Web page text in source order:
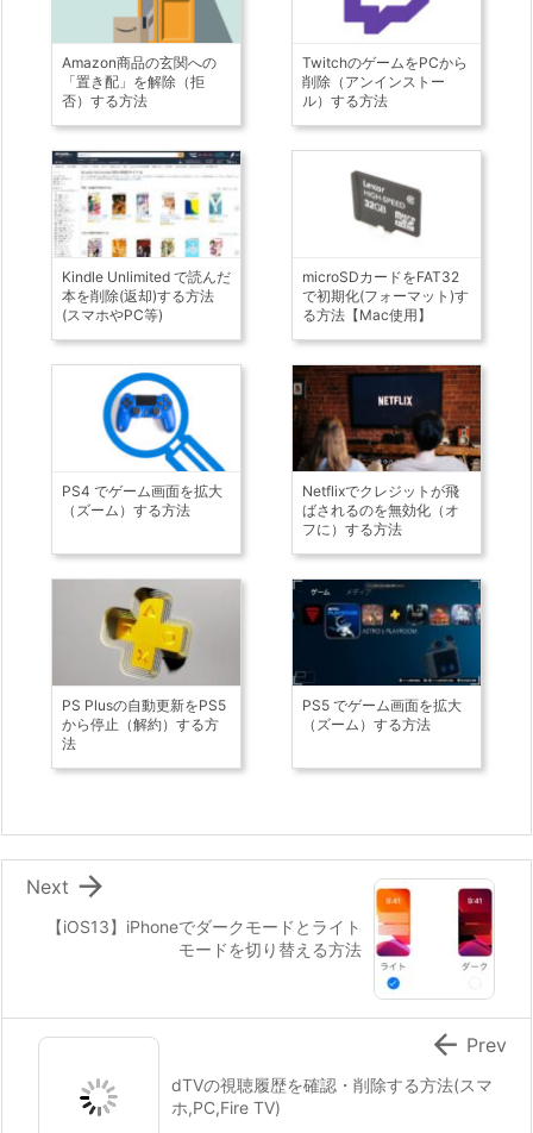
Amazon商品の玄関への
「置き配」を解除（拒
否）する方法
TwitchのゲームをPCから
削除（アンインストー
ル）する方法
Kindle Unlimited で読んだ
本を削除(返却)する方法
(スマホやPC等)
microSDカードをFAT32
で初期化(フォーマット)す
る方法【Mac使用】
PS4 でゲーム画面を拡大
（ズーム）する方法
Netflixでクレジットが飛
ばされるのを無効化（オ
フに）する方法
PS Plusの自動更新をPS5
から停止（解約）する方
法
PS5 でゲーム画面を拡大
（ズーム）する方法
【iOS13】iPhoneでダークモードとライト
モードを切り替える方法

Next
dTVの視聴履歴を確認・削除する方法(スマ
ホ,PC,Fire TV)
 Prev